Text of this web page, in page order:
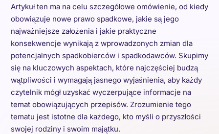
Artykuł ten ma na celu szczegółowe omówienie, od kiedy
obowiązuje nowe prawo spadkowe, jakie są jego
najważniejsze założenia i jakie praktyczne
konsekwencje wynikają z wprowadzonych zmian dla
potencjalnych spadkobierców i spadkodawców. Skupimy
się na kluczowych aspektach, które najczęściej budzą
wątpliwości i wymagają jasnego wyjaśnienia, aby każdy
czytelnik mógł uzyskać wyczerpujące informacje na
temat obowiązujących przepisów. Zrozumienie tego
tematu jest istotne dla każdego, kto myśli o przyszłości
swojej rodziny i swoim majątku.